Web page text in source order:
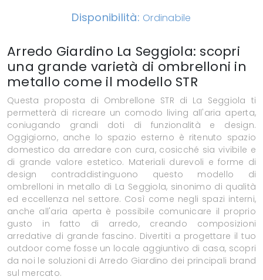
Disponibilità: Ordinabile
Arredo Giardino La Seggiola: scopri
una grande varietà di ombrelloni in
metallo come il modello STR
Questa proposta di Ombrellone STR di La Seggiola ti
permetterà di ricreare un comodo living all'aria aperta,
coniugando grandi doti di funzionalità e design.
Oggigiorno, anche lo spazio esterno è ritenuto spazio
domestico da arredare con cura, cosicché sia vivibile e
di grande valore estetico. Materiali durevoli e forme di
design contraddistinguono questo modello di
ombrelloni in metallo di La Seggiola, sinonimo di qualità
ed eccellenza nel settore. Così come negli spazi interni,
anche all'aria aperta è possibile comunicare il proprio
gusto in fatto di arredo, creando composizioni
arredative di grande fascino. Divertiti a progettare il tuo
outdoor come fosse un locale aggiuntivo di casa, scopri
da noi le soluzioni di Arredo Giardino dei principali brand
sul mercato.